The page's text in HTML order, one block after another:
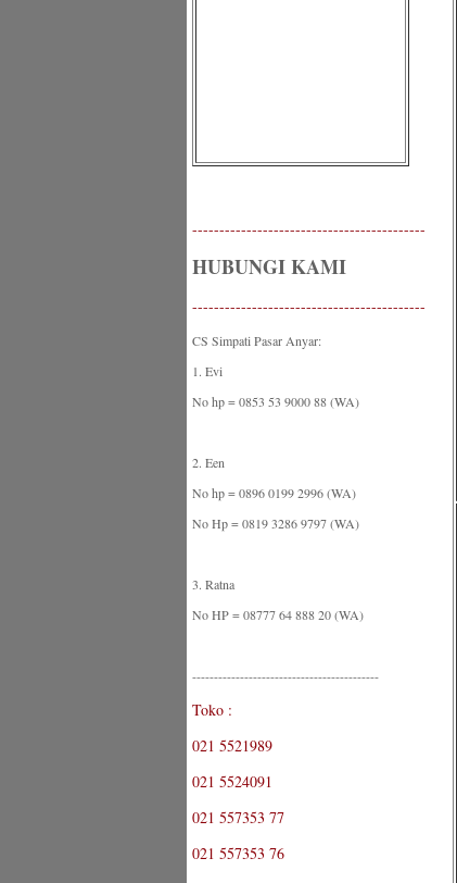
-------------------------------------------
HUBUNGI KAMI
-------------------------------------------
CS Simpati Pasar Anyar:
1. Evi
No hp = 0853 53 9000 88 (WA)
2. Een
No hp = 0896 0199 2996 (WA)
No Hp = 0819 3286 9797 (WA)
3. Ratna
No HP = 08777 64 888 20 (WA)
-------------------------------------------
Toko :
021 5521989
021 5524091
021 557353 77
021 557353 76